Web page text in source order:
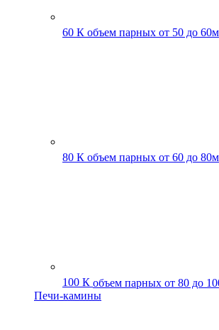
60 К объем парных от 50 до 60м
80 К объем парных от 60 до 80м
100 К объем парных от 80 до
Печи-камины